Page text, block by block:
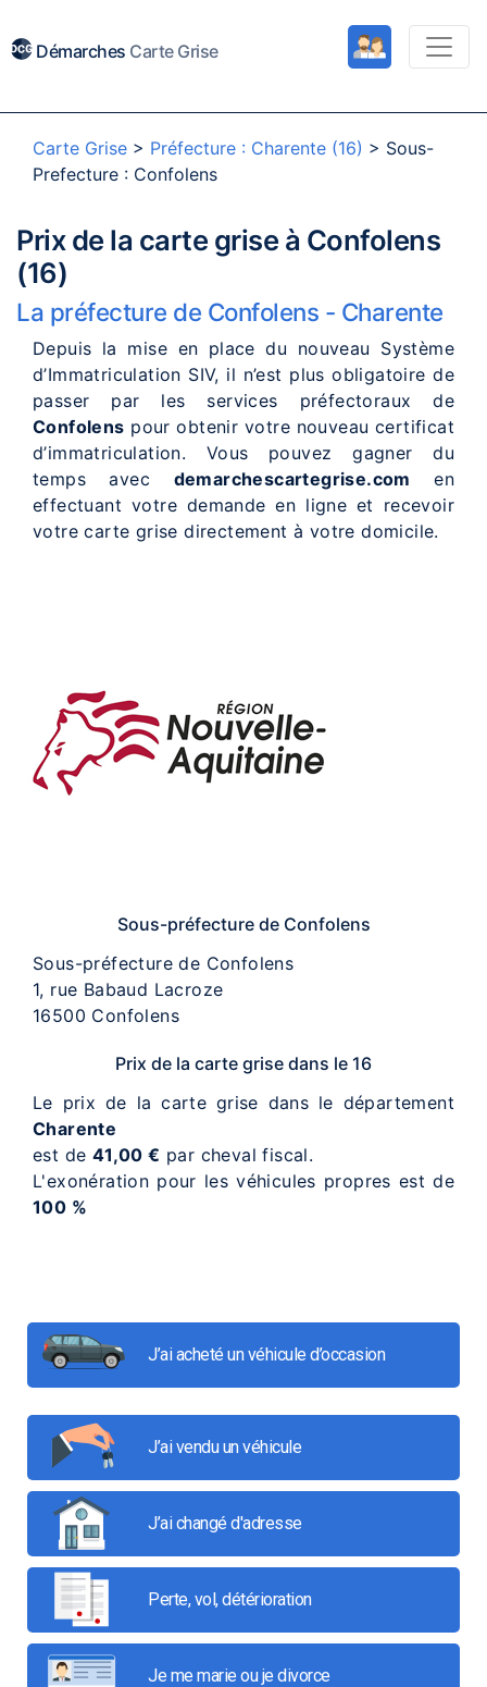
Démarches Carte Grise
Carte Grise > Préfecture : Charente (16) > Sous-
Prefecture : Confolens
Prix de la carte grise à Confolens
(16)
La préfecture de Confolens - Charente
Depuis la mise en place du nouveau Système
d’Immatriculation SIV, il n’est plus obligatoire de
passer par les services préfectoraux de
Confolens pour obtenir votre nouveau certificat
d’immatriculation. Vous pouvez gagner du
temps avec demarchescartegrise.com en
effectuant votre demande en ligne et recevoir
votre carte grise directement à votre domicile.
Sous-préfecture de Confolens
Sous-préfecture de Confolens
1, rue Babaud Lacroze
16500 Confolens
Prix de la carte grise dans le 16
Le prix de la carte grise dans le département
Charente
est de 41,00 € par cheval fiscal.
L'exonération pour les véhicules propres est de
100 %
J’ai acheté un véhicule d’occasion
J’ai vendu un véhicule
J’ai changé d'adresse
Perte, vol, détérioration
Je me marie ou je divorce